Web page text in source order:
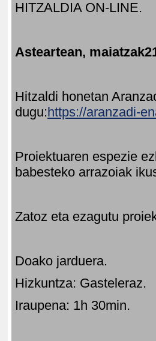
HITZALDIA ON-LINE.
Asteartean,
Hitzaldi honetan
dugu:https://aranzadi-
Proiektuaren espezie
babesteko arrazoiak
Zatoz eta ezagutu
Doako jarduera.
Hizkuntza: Gasteleraz.
Iraupena: 1h 30min.